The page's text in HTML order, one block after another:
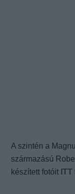
A szintén a
származású
készített fotóit ITT